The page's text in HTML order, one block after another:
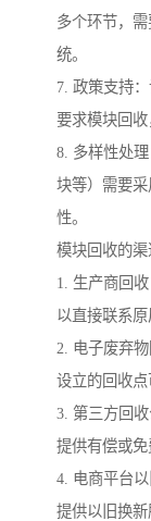
多个环节，
统。
7. 政策支持
要求模块回收
8. 多样性处
块等）需要
性。
模块回收的
1. 生产商回
以直接联系
2. 电子废弃
设立的回收
3. 第三方回
提供有偿或
4. 电商平台
提供以旧换